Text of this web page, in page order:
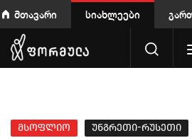
მთავარი სიახლეები
მსოფლიო უნგრეთი-რუსეთი